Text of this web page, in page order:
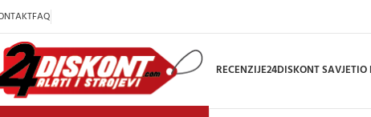
FAQ
RECENZIJE24DISKONT SAVJETIO